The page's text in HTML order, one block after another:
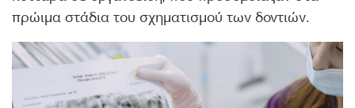
πρώιμα στάδια του σχηματισμού των δοντιών.